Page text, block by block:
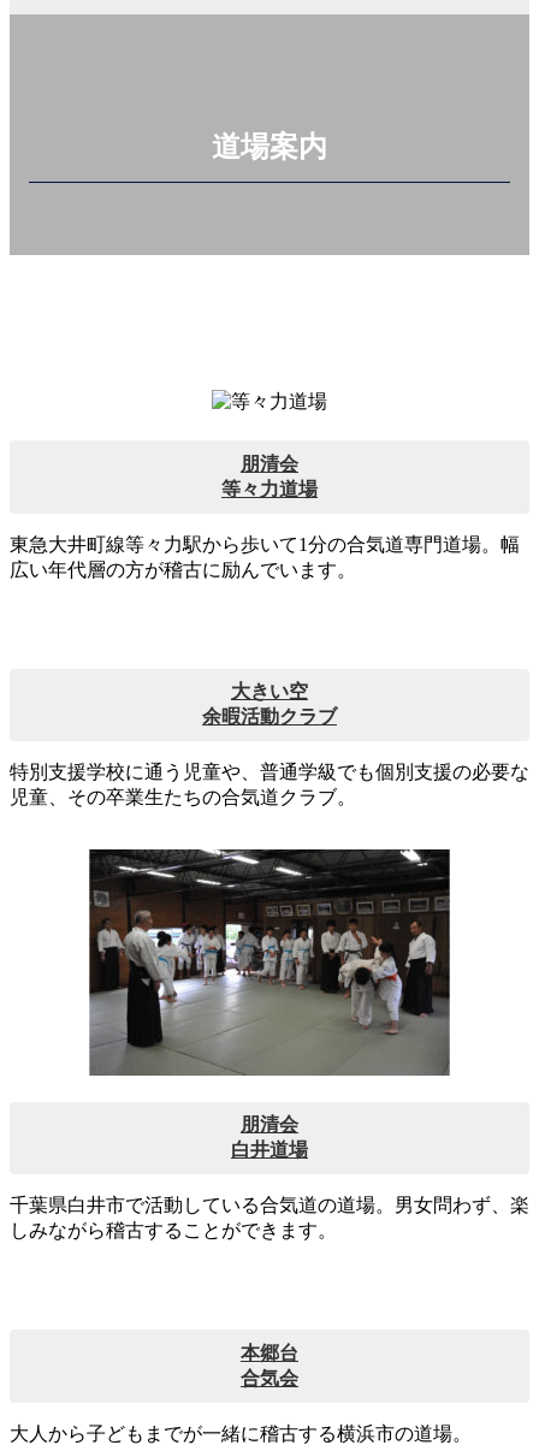
道場案内
朋清会
等々力道場
東急大井町線等々力駅から歩いて1分の合気道専門道場。幅
広い年代層の方が稽古に励んでいます。
大きい空
余暇活動クラブ
特別支援学校に通う児童や、普通学級でも個別支援の必要な
児童、その卒業生たちの合気道クラブ。
朋清会
白井道場
千葉県白井市で活動している合気道の道場。男女問わず、楽
しみながら稽古することができます。
本郷台
合気会
大人から子どもまでが一緒に稽古する横浜市の道場。